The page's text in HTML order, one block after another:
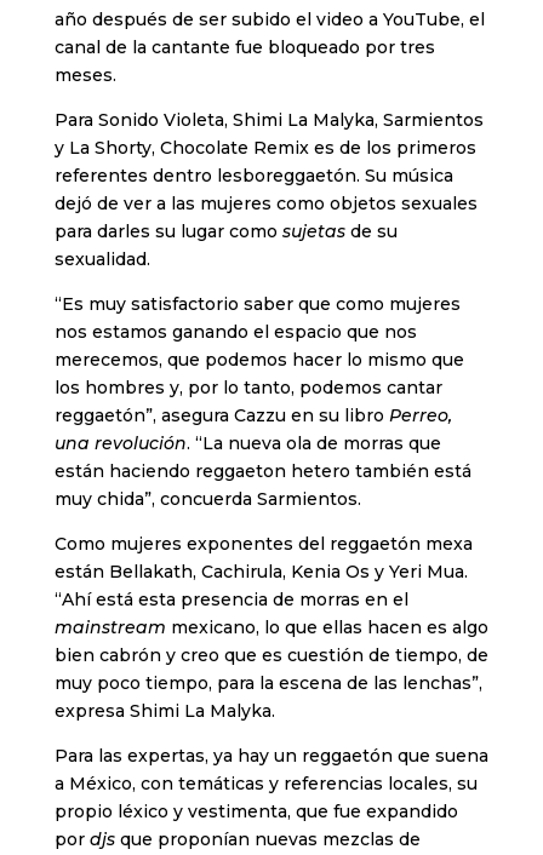
año después de ser subido el video a YouTube, el
canal de la cantante fue bloqueado por tres
meses.
Para Sonido Violeta, Shimi La Malyka, Sarmientos
y La Shorty, Chocolate Remix es de los primeros
referentes dentro lesboreggaetón. Su música
dejó de ver a las mujeres como objetos sexuales
para darles su lugar como sujetasde su
sexualidad.
“Es muy satisfactorio saber que como mujeres
nos estamos ganando el espacio que nos
merecemos, que podemos hacer lo mismo que
los hombres y, por lo tanto, podemos cantar
reggaetón”, asegura Cazzu en su libro Perreo,
una revolución. “La nueva ola de morras que
están haciendo reggaeton hetero también está
muy chida”, concuerda Sarmientos.
Como mujeres exponentes del reggaetón mexa
están Bellakath, Cachirula, Kenia Os y Yeri Mua.
“Ahí está esta presencia de morras en el
mainstream mexicano, lo que ellas hacen es algo
bien cabrón y creo que es cuestión de tiempo, de
muy poco tiempo, para la escena de las lenchas”,
expresa Shimi La Malyka.
Para las expertas, ya hay un reggaetón que suena
a México, con temáticas y referencias locales, su
propio léxico y vestimenta, que fue expandido
por djs que proponían nuevas mezclas de